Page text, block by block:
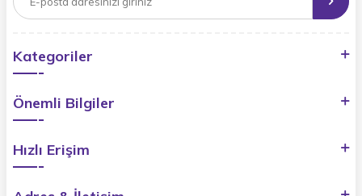
Kategoriler
Önemli Bilgiler
Hızlı Erişim